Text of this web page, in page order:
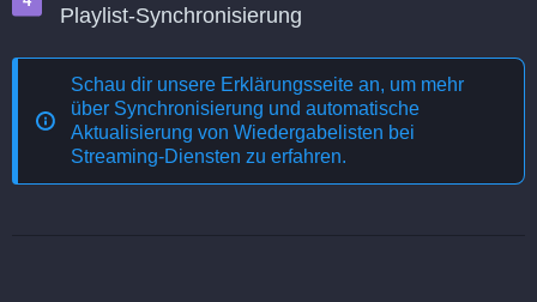
Playlist-Synchronisierung
Schau dir unsere Erklärungsseite an, um mehr
über Synchronisierung und automatische
Aktualisierung von Wiedergabelisten bei
Streaming-Diensten zu erfahren.